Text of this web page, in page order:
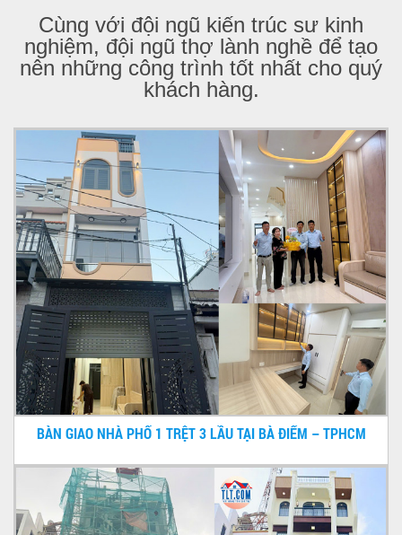
Cùng với đội ngũ kiến trúc sư kinh
nghiệm, đội ngũ thợ lành nghề để tạo
nên những công trình tốt nhất cho quý
khách hàng.
BÀN GIAO NHÀ PHỐ 1 TRỆT 3 LẦU TẠI BÀ ĐIỂM – TPHCM